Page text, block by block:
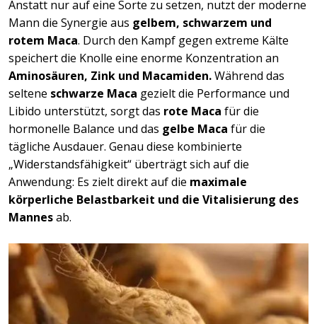
Anstatt nur auf eine Sorte zu setzen, nutzt der moderne
Mann die Synergie aus gelbem, schwarzem und
rotem Maca. Durch den Kampf gegen extreme Kälte
speichert die Knolle eine enorme Konzentration an
Aminosäuren, Zink und Macamiden.Während das
seltene schwarze Maca gezielt die Performance und
Libido unterstützt, sorgt das rote Maca für die
hormonelle Balance und das gelbe Maca für die
tägliche Ausdauer. Genau diese kombinierte
„Widerstandsfähigkeit“ überträgt sich auf die
Anwendung: Es zielt direkt auf die maximale
körperliche Belastbarkeit und die Vitalisierung des
Mannesab.